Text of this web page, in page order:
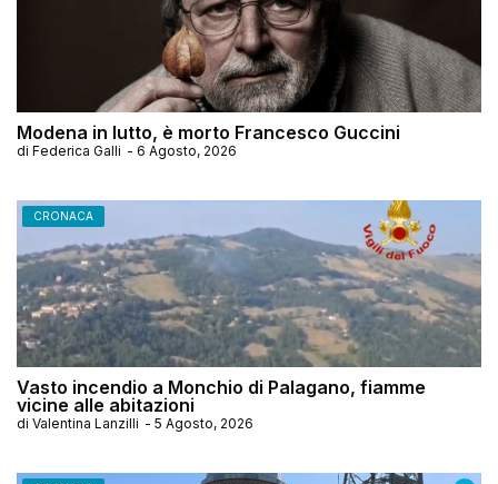
Modena in lutto, è morto Francesco Guccini
di Federica Galli - 6 Agosto, 2026
CRONACA
Vasto incendio a Monchio di Palagano, fiamme
vicine alle abitazioni
di Valentina Lanzilli - 5 Agosto, 2026